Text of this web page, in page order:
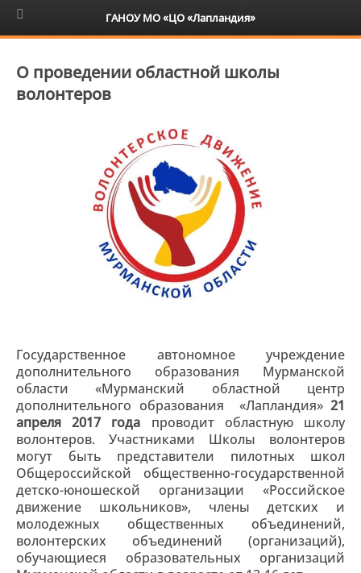
6+
О проведении областной школы
волонтеров
Государственное автономное учреждение
дополнительного образования Мурманской
области «Мурманский областной центр
дополнительного образования «Лапландия» 21
апреля 2017 года проводит областную школу
волонтеров. Участниками Школы волонтеров
могут быть представители пилотных школ
Общероссийской общественно-государственной
детско-юношеской организации «Российское
движение школьников», члены детских и
молодежных общественных объединений,
волонтерских объединений (организаций),
обучающиеся образовательных организаций
ГАНОУ МО «ЦО «Лапландия»